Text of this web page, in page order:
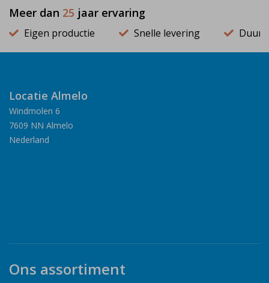
Meer dan 25 jaar ervaring
Eigen productie Snelle levering
Locatie Almelo
Windmolen 6
7609 NN Almelo
Nederland
Ons assortiment